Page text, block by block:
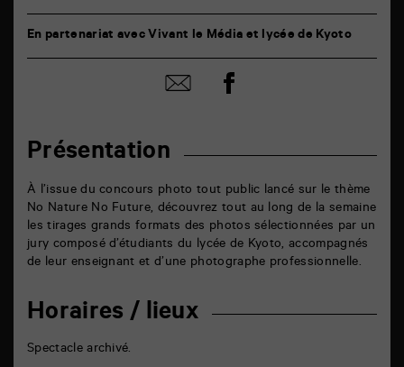
Présentation
À l’issue du concours photo tout public lancé sur le thème
No Nature No Future, découvrez tout au long de la semaine
les tirages grands formats des photos sélectionnées par un
jury composé d’étudiants du lycée de Kyoto, accompagnés
de leur enseignant et d’une photographe professionnelle.
Horaires / lieux
Spectacle archivé.
En partenariat avec Vivant le Média et lycée de Kyoto
Partager
par
Partager
sur